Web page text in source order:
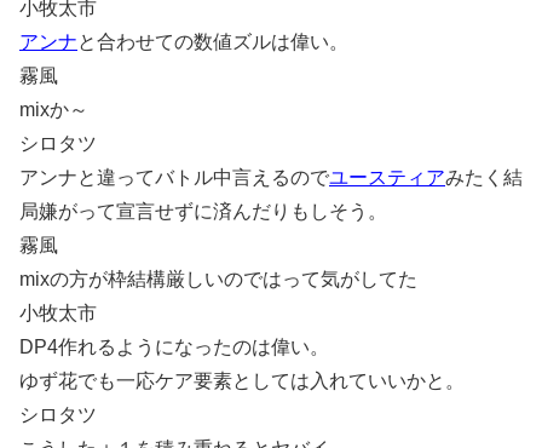
小牧太市
アンナと合わせての数値ズルは偉い。
霧風
mixか～
シロタツ
アンナと違ってバトル中言えるのでユースティアみたく結
局嫌がって宣言せずに済んだりもしそう。
霧風
mixの方が枠結構厳しいのではって気がしてた
小牧太市
DP4作れるようになったのは偉い。
ゆず花でも一応ケア要素としては入れていいかと。
シロタツ